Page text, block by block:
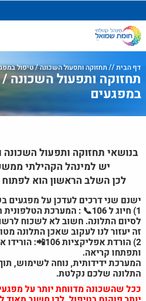
זֶה
מֻפְעֶלֶת
מַעֲרֶכֶת
"המרכז
הישראלי
לְהַנְגָּשָׁת
אָתָרִים".
הַמְּסַיַּעַת
לִנְגִישׁוּת
תַּפְרִיט
ALT+0
דף הבית// תחזוקה ותפעול השכונה / טיפול
תחזוקה ותפעול השכונה /
במפגעים
בנושאי תחזוקה ותפעול השכונה
יש למינהל הקהילתי ממשק
לכן השלב הראשון הוא לפתוח
ישנם שני דרכים לעדכן על מפגעים
1) חיוג ל 106📞 : המערכת
לסיום התלונה. חשוב לא לשכוח
זה יעזור לנו לעקוב שאכן התלונה
2) הורדת אפליקציות
ותפתחו קריאה.
המערכת ידידותית, נוחה לשימוש,
התלונה שלכם נקלטת.
ככל שהשכונה מדווחת יותר על